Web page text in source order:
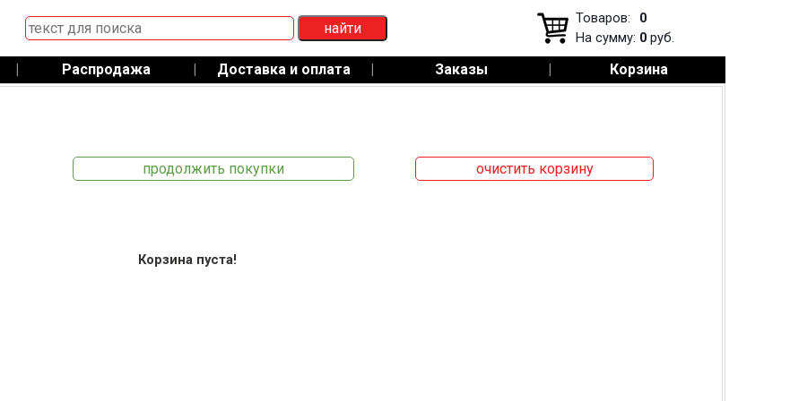
Товаров:
0
На сумму: 0 руб.
| Распродажа | Доставка и оплата | Заказы | Корзина
продолжить покупки очистить корзину
Корзина пуста!